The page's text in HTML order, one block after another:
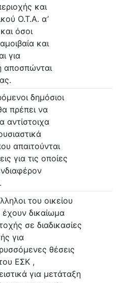
και
Ο.Τ.Α. α’
όσοι
και
για
αποσπώνται
δημόσιοι
πρέπει να
αντίστοιχα
απαιτούνται
για τις οποίες
του οικείου
δικαίωμα
σε διαδικασίες
για
θέσεις
ΕΣΚ ,
για μετάταξη